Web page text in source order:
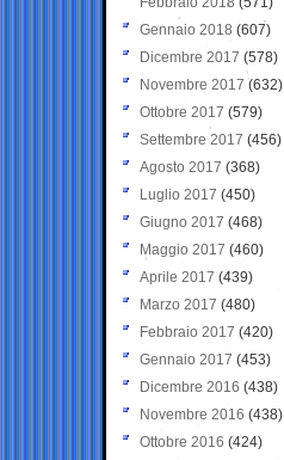
Gennaio 2018 (607)
Dicembre 2017 (578)
Novembre 2017 (632)
Ottobre 2017 (579)
Settembre 2017 (456)
Agosto 2017 (368)
Luglio 2017 (450)
Giugno 2017 (468)
Maggio 2017 (460)
Aprile 2017 (439)
Marzo 2017 (480)
Febbraio 2017 (420)
Gennaio 2017 (453)
Dicembre 2016 (438)
Novembre 2016 (438)
Ottobre 2016 (424)